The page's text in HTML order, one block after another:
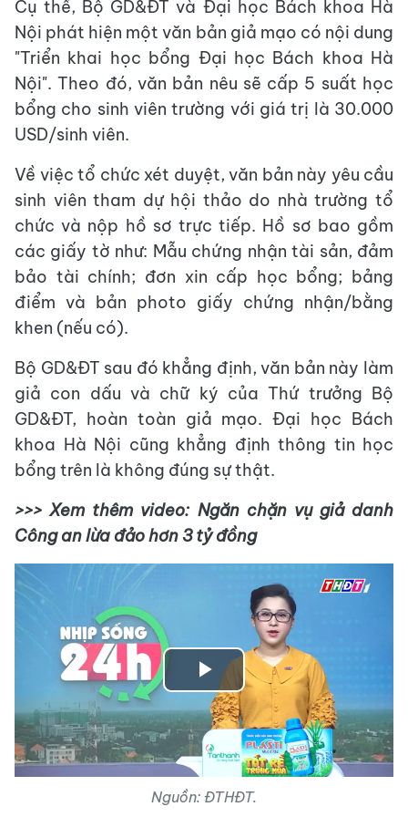
Cụ thể, Bộ GD&ĐT và Đại học Bách khoa Hà
Nội phát hiện một văn bản giả mạo có nội dung
"Triển khai học bổng Đại học Bách khoa Hà
Nội". Theo đó, văn bản nêu sẽ cấp 5 suất học
bổng cho sinh viên trường với giá trị là 30.000
USD/sinh viên.
Về việc tổ chức xét duyệt, văn bản này yêu cầu
sinh viên tham dự hội thảo do nhà trường tổ
chức và nộp hồ sơ trực tiếp. Hồ sơ bao gồm
các giấy tờ như: Mẫu chứng nhận tài sản, đảm
bảo tài chính; đơn xin cấp học bổng; bảng
điểm và bản photo giấy chứng nhận/bằng
khen (nếu có).
Bộ GD&ĐT sau đó khẳng định, văn bản này làm
giả con dấu và chữ ký của Thứ trưởng Bộ
GD&ĐT, hoàn toàn giả mạo. Đại học Bách
khoa Hà Nội cũng khẳng định thông tin học
bổng trên là không đúng sự thật.
>>> Xem thêm video: Ngăn chặn vụ giả danh
Công an lừa đảo hơn 3 tỷ đồng
Play
Video
Nguồn: ĐTHĐT.